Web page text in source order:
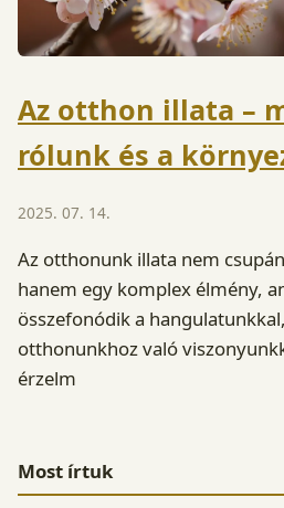
Az otthon illata –
rólunk és a
2025. 07. 14.
Az otthonunk illata nem
hanem egy komplex élmény,
összefonódik a
otthonunkhoz való
érzelm
Most írtuk